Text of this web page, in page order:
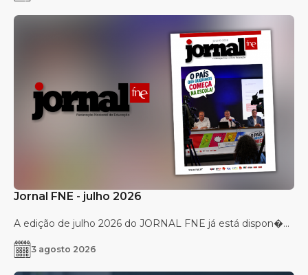
Jornal FNE - julho 2026
A edição de julho 2026 do JORNAL FNE já está dispon�...
3 agosto 2026